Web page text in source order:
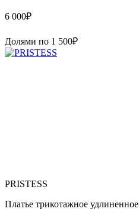
6 000₽
Долями по 1 500₽
PRISTESS
Платье трикотажное удлиненное